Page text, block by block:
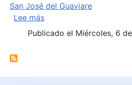
San José del Guaviare
Lee mássobre IGAC y Banco
Publicado el Miércoles, 6